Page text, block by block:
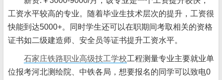
工资水平较高的专业。随着毕业生技术层次的提升，工资很
快能到达5000+。同时学生还可以在职期间考取相关的资格
证书如二级建造师、安全员等证书提升工资水平。
石家庄铁路职业高级技工学校工程测量专业主要就业单
位报考河北测绘院、中铁各局，想要报名的同学可以致电0